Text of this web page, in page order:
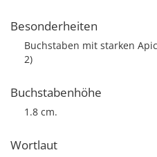
Besonderheiten
Buchstaben mit starken
2)
Buchstabenhöhe
1.8 cm.
Wortlaut